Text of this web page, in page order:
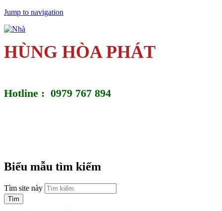
Jump to navigation
HÙNG HÒA PHÁT
Hotline : 0979 767 894
Biểu mẫu tìm kiếm
Tìm site này